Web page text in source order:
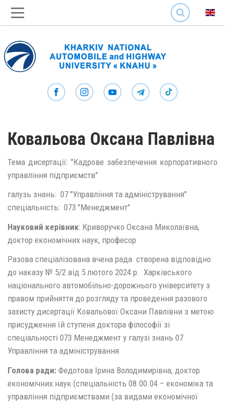
SEARCH
Ковальова Оксана Павлівна
Тема дисертації: "Кадрове забезпечення корпоративного
управління підприємств"
галузь знань: 07 "Управління та адміністрування"
спеціальність: 073 "Менеджмент"
Науковий керівник: Криворучко Оксана Миколаївна,
доктор економічних наук, професор
Разова спеціалізована вчена рада створена відповідно
до наказу № 5/2 від 5 лютого 2024 р. Харківського
національного автомобільно-дорожнього університету з
правом прийняття до розгляду та проведення разового
захисту дисертації Ковальової Оксани Павлівни з метою
присудження їй ступеня доктора філософії зі
спеціальності 073 Менеджмент у галузі знань 07
Управління та адміністрування
Голова ради: Федотова Ірина Володимирівна, доктор
економічних наук (спеціальність 08.00.04 – економіка та
управління підприємствами (за видами економічної